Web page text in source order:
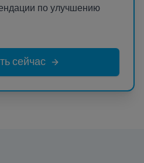
по улучшению
сейчас